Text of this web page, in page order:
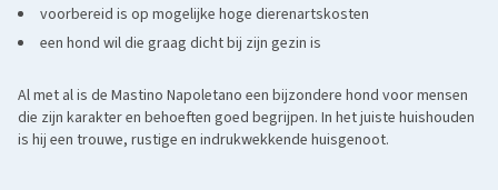
fokbeleid om een stamboom te kunnen aanvragen en de
hond te registeren in het Nederlandse Honden Stamboek.
voorbereid is op mogelijke hoge dierenartskosten
een hond wil die graag dicht bij zijn gezin is
Al met al is de Mastino Napoletano een bijzondere hond voor mensen
die zijn karakter en behoeften goed begrijpen. In het juiste huishouden
is hij een trouwe, rustige en indrukwekkende huisgenoot.